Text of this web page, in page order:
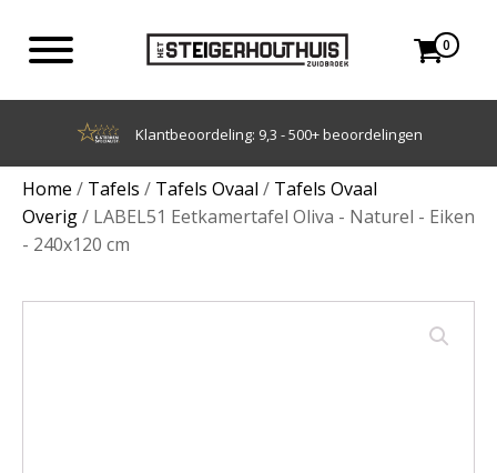
0
Achteraf betalen met Klarna
Home / Tafels / Tafels Ovaal / Tafels Ovaal
Overig/ LABEL51 Eetkamertafel Oliva - Naturel - Eiken
- 240x120 cm